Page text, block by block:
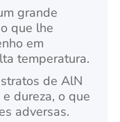
grande
que lhe
em
temperatura.
de AlN
dureza, o que
adversas.